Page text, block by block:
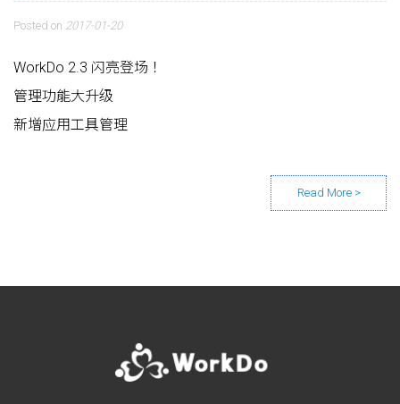
Posted on 2017-01-20
WorkDo 2.3 闪亮登场！
管理功能大升级
新增应用工具管理
Posts navigation